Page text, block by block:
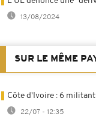
13/08/2024
SUR LE MÊME
Côte d'Ivoire : 6
22/07 - 12:35